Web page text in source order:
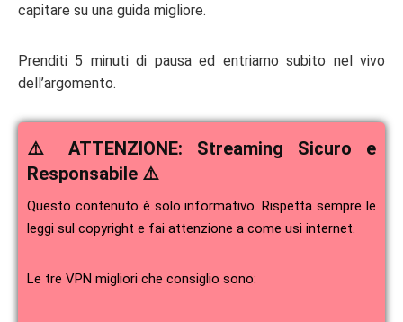
capitare su una guida migliore.
Prenditi 5 minuti di pausa ed entriamo subito nel vivo
dell’argomento.
⚠️ ATTENZIONE: Streaming Sicuro e
Responsabile ⚠️
Questo contenuto è solo informativo. Rispetta sempre le
leggi sul copyright e fai attenzione a come usi internet.
Le tre VPN migliori che consiglio sono: